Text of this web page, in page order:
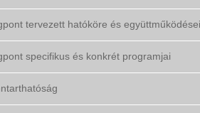
tervezett hatóköre és együttműködései
specifikus és konkrét programjai